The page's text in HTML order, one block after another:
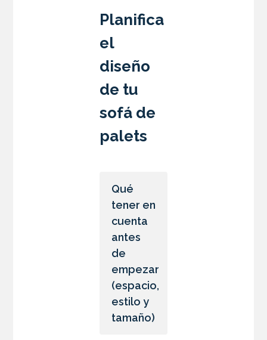
Planifica
el
diseño
de tu
sofá de
palets
Qué
tener en
cuenta
antes
de
empezar
(espacio,
estilo y
tamaño)